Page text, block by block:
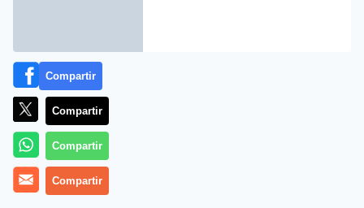
Compartir
Compartir
Compartir
Compartir